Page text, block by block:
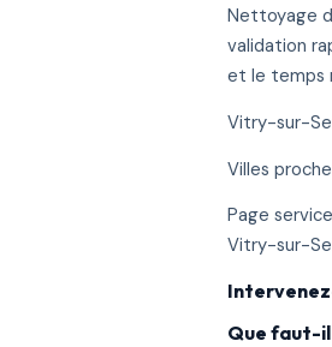
Nettoyage
validation
et le temps
Vitry-sur-
Villes
Page
Vitry-sur-
Que faut-il